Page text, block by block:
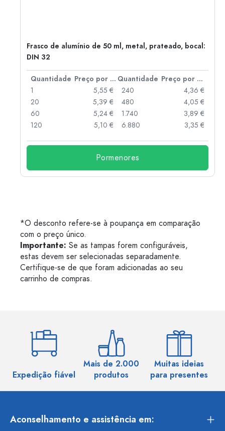
Frasco de alumínio de 50 ml, metal, prateado, bocal:
DIN 32
Quantidade Preço por peça Quantidade
Preço por peça
1
5,55 €
20
5,39 €
60
5,24 €
120
5,10 €
240
4,36 €
480
4,05 €
1.740
3,89 €
6.880
3,35 €
Pormenores
*O desconto refere-se à poupança em comparação
com o preço único.
Importante: Se as tampas forem configuráveis,
estas devem ser selecionadas separadamente.
Certifique-se de que foram adicionadas ao seu
carrinho de compras.
Expedição fiável
Mais de 2.000
produtos
Muitas ideias
para presentes
Aconselhamento e assistência em: